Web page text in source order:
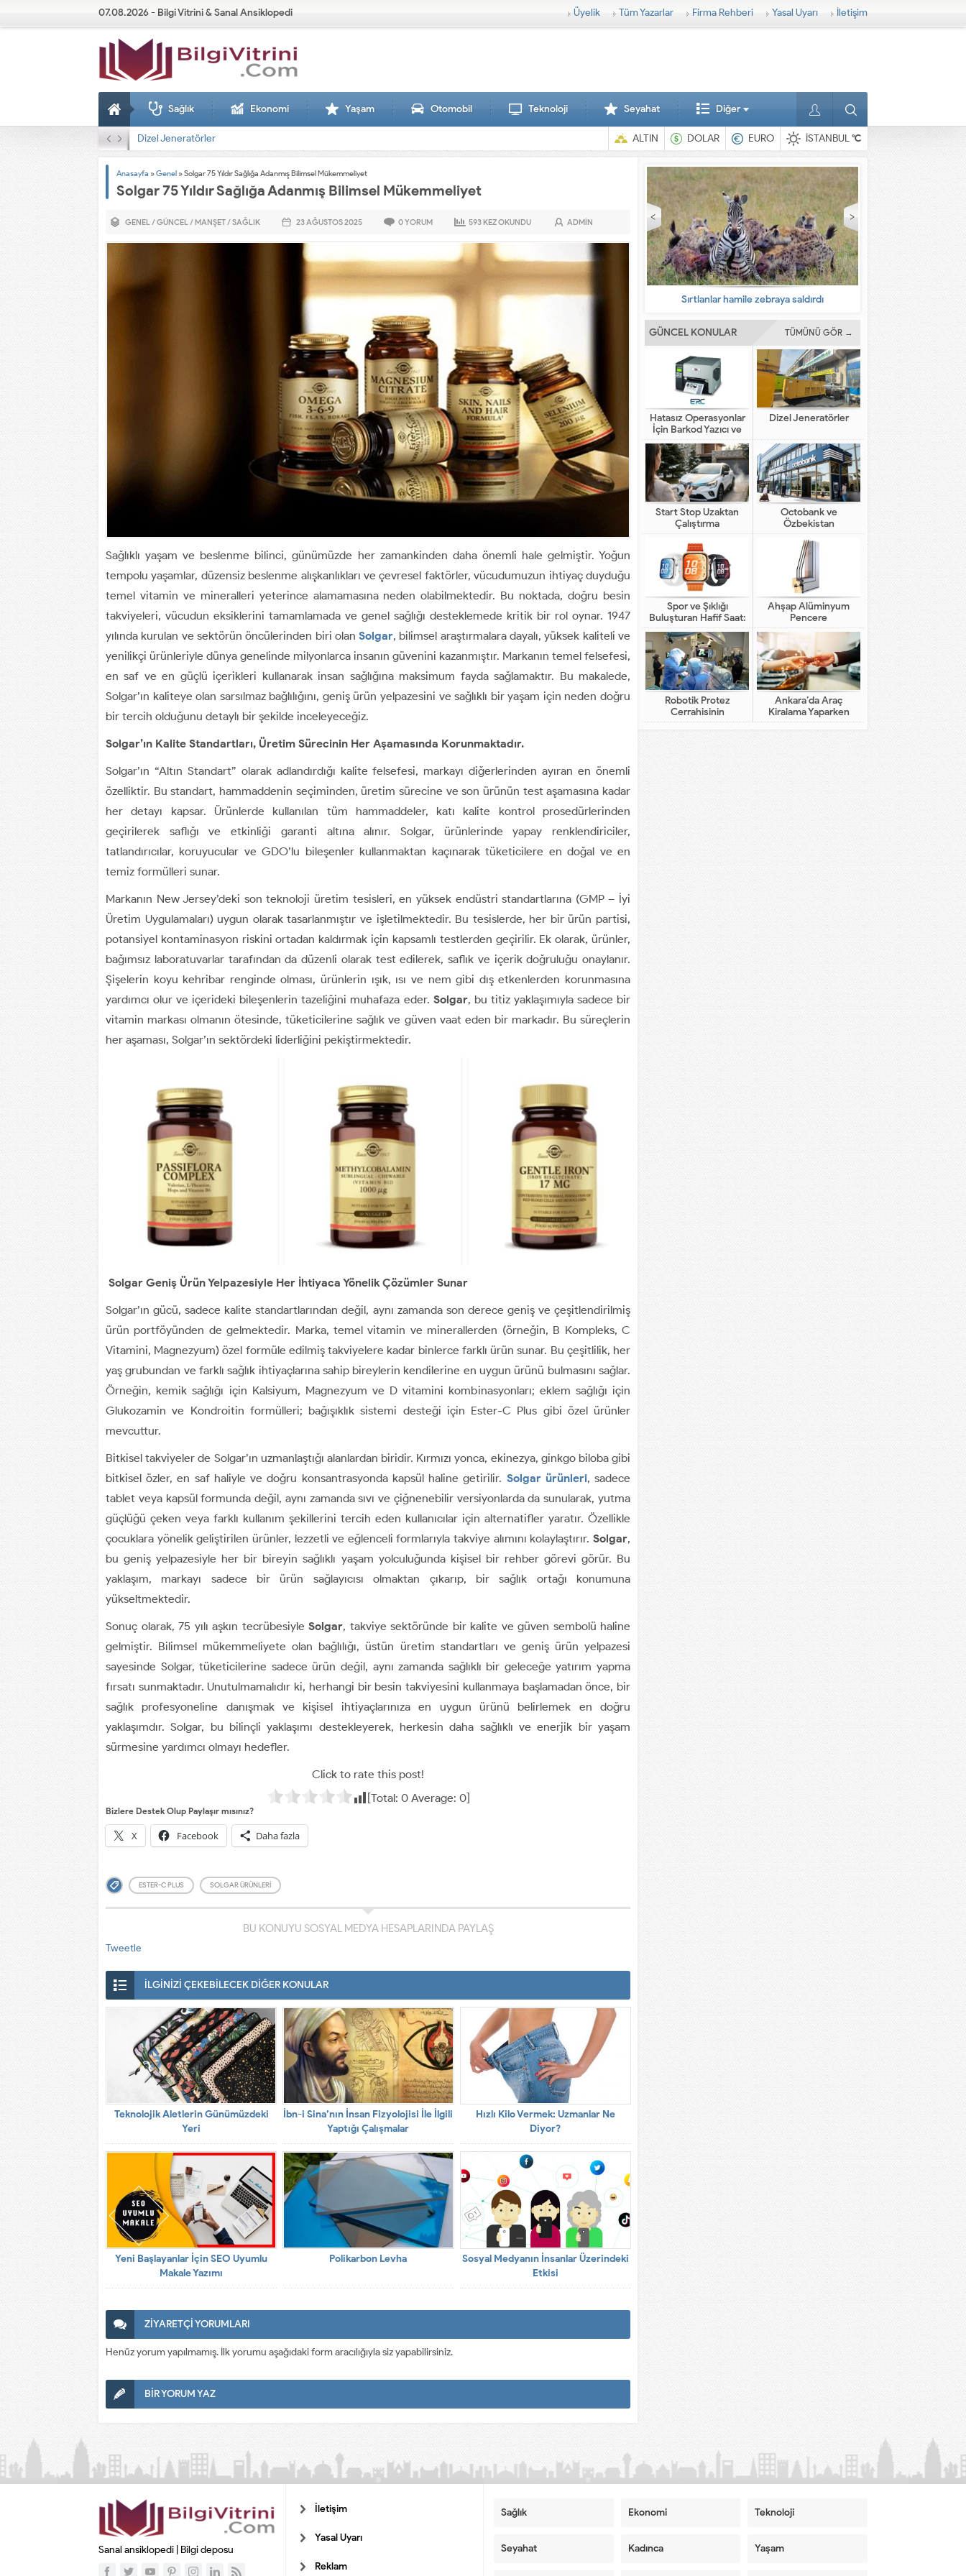
07.08.2026 - Bilgi Vitrini & Sanal Ansiklopedi Üyelik Tüm Yazarlar Firma Rehberi Yasal Uyarı İletişim
Sağlık Ekonomi Yaşam Otomobil Teknoloji Seyahat Diğer
Dizel Jeneratörler ALTIN DOLAR EURO İSTANBUL°C
Anasayfa »Genel »Solgar 75 Yıldır Sağlığa Adanmış Bilimsel Mükemmeliyet
Solgar 75 Yıldır Sağlığa Adanmış Bilimsel Mükemmeliyet
GENEL/GÜNCEL/ MANŞET/SAĞLIK 23 AĞUSTOS2025 0YORUM 593 KEZ OKUNDU ADMIN
Sağlıklı yaşam ve beslenme bilinci, günümüzde her zamankinden daha önemli hale gelmiştir. Yoğun
tempolu yaşamlar, düzensiz beslenme alışkanlıkları ve çevresel faktörler, vücudumuzun ihtiyaç duyduğu
temel vitamin ve mineralleri yeterince alamamasına neden olabilmektedir. Bu noktada, doğru besin
takviyeleri, vücudun eksiklerini tamamlamada ve genel sağlığı desteklemede kritik bir rol oynar. 1947
yılında kurulan ve sektörün öncülerinden biri olanSolgar, bilimsel araştırmalara dayalı, yüksek kaliteli ve
yenilikçi ürünleriyle dünya genelinde milyonlarca insanın güvenini kazanmıştır. Markanın temel felsefesi,
en saf ve en güçlü içerikleri kullanarak insan sağlığına maksimum fayda sağlamaktır. Bu makalede,
Solgar’ın kaliteye olan sarsılmaz bağlılığını, geniş ürün yelpazesini ve sağlıklı bir yaşam için neden doğru
bir tercih olduğunu detaylı bir şekilde inceleyeceğiz.
Solgar’ın Kalite Standartları, Üretim Sürecinin Her Aşamasında Korunmaktadır.
Solgar’ın “Altın Standart” olarak adlandırdığı kalite felsefesi, markayı diğerlerinden ayıran en önemli
özelliktir. Bu standart, hammaddenin seçiminden, üretim sürecine ve son ürünün test aşamasına kadar
her detayı kapsar. Ürünlerde kullanılan tüm hammaddeler, katı kalite kontrol prosedürlerinden
geçirilerek saflığı ve etkinliği garanti altına alınır. Solgar, ürünlerinde yapay renklendiriciler,
tatlandırıcılar, koruyucular ve GDO’lu bileşenler kullanmaktan kaçınarak tüketicilere en doğal ve en
temiz formülleri sunar.
Markanın New Jersey’deki son teknoloji üretim tesisleri, en yüksek endüstri standartlarına (GMP – İyi
Üretim Uygulamaları) uygun olarak tasarlanmıştır ve işletilmektedir. Bu tesislerde, her bir ürün partisi,
potansiyel kontaminasyon riskini ortadan kaldırmak için kapsamlı testlerden geçirilir. Ek olarak, ürünler,
bağımsız laboratuvarlar tarafından da düzenli olarak test edilerek, saflık ve içerik doğruluğu onaylanır.
Şişelerin koyu kehribar renginde olması, ürünlerin ışık, ısı ve nem gibi dış etkenlerden korunmasına
yardımcı olur ve içerideki bileşenlerin tazeliğini muhafaza eder. Solgar, bu titiz yaklaşımıyla sadece bir
vitamin markası olmanın ötesinde, tüketicilerine sağlık ve güven vaat eden bir markadır. Bu süreçlerin
her aşaması, Solgar’ın sektördeki liderliğini pekiştirmektedir.
Solgar Geniş Ürün Yelpazesiyle Her İhtiyaca Yönelik Çözümler Sunar
Solgar’ın gücü, sadece kalite standartlarından değil, aynı zamanda son derece geniş ve çeşitlendirilmiş
ürün portföyünden de gelmektedir. Marka, temel vitamin ve minerallerden (örneğin, B Kompleks, C
Vitamini, Magnezyum) özel formüle edilmiş takviyelere kadar binlerce farklı ürün sunar. Bu çeşitlilik, her
yaş grubundan ve farklı sağlık ihtiyaçlarına sahip bireylerin kendilerine en uygun ürünü bulmasını sağlar.
Örneğin, kemik sağlığı için Kalsiyum, Magnezyum ve D vitamini kombinasyonları; eklem sağlığı için
Glukozamin ve Kondroitin formülleri; bağışıklık sistemi desteği için Ester-C Plus gibi özel ürünler
mevcuttur.
Bitkisel takviyeler de Solgar’ın uzmanlaştığı alanlardan biridir. Kırmızı yonca, ekinezya, ginkgo biloba gibi
bitkisel özler, en saf haliyle ve doğru konsantrasyonda kapsül haline getirilir. Solgar ürünleri, sadece
tablet veya kapsül formunda değil, aynı zamanda sıvı ve çiğnenebilir versiyonlarda da sunularak, yutma
güçlüğü çeken veya farklı kullanım şekillerini tercih eden kullanıcılar için alternatifler yaratır. Özellikle
çocuklara yönelik geliştirilen ürünler, lezzetli ve eğlenceli formlarıyla takviye alımını kolaylaştırır. Solgar,
bu geniş yelpazesiyle her bir bireyin sağlıklı yaşam yolculuğunda kişisel bir rehber görevi görür. Bu
yaklaşım, markayı sadece bir ürün sağlayıcısı olmaktan çıkarıp, bir sağlık ortağı konumuna
yükseltmektedir.
Sonuç olarak, 75 yılı aşkın tecrübesiyle Solgar, takviye sektöründe bir kalite ve güven sembolü haline
gelmiştir. Bilimsel mükemmeliyete olan bağlılığı, üstün üretim standartları ve geniş ürün yelpazesi
sayesinde Solgar, tüketicilerine sadece ürün değil, aynı zamanda sağlıklı bir geleceğe yatırım yapma
fırsatı sunmaktadır. Unutulmamalıdır ki, herhangi bir besin takviyesini kullanmaya başlamadan önce, bir
sağlık profesyoneline danışmak ve kişisel ihtiyaçlarınıza en uygun ürünü belirlemek en doğru
yaklaşımdır. Solgar, bu bilinçli yaklaşımı destekleyerek, herkesin daha sağlıklı ve enerjik bir yaşam
sürmesine yardımcı olmayı hedefler.
Click to rate this post!
[Total: 0Average: 0]
Bizlere Destek Olup Paylaşır mısınız?
X Facebook Daha fazla
ESTER-C PLUS SOLGAR ÜRÜNLERI
BU KONUYU SOSYAL MEDYA HESAPLARINDA PAYLAŞ
Tweetle
İLGİNİZİ ÇEKEBİLECEK DİĞER KONULAR
Teknolojik Aletlerin Günümüzdeki
Yeri
İbn-i Sina’nın İnsan Fizyolojisi İle İlgili
Yaptığı Çalışmalar
Hızlı Kilo Vermek: Uzmanlar Ne
Diyor?
Yeni Başlayanlar İçin SEO Uyumlu
Makale Yazımı
Polikarbon Levha
Sosyal Medyanın İnsanlar Üzerindeki
Etkisi
ZİYARETÇİ YORUMLARI
Henüz yorum yapılmamış. İlk yorumu aşağıdaki form aracılığıyla siz yapabilirsiniz.
BİR YORUM YAZ
Sırtlanlar hamile zebraya saldırdı En ilginç hayvanlar
GÜNCEL KONULAR TÜMÜNÜ GÖR →
Hatasız Operasyonlar
İçin Barkod Yazıcı ve
Otomasyon Sistemleri
Dizel Jeneratörler
Start Stop Uzaktan
Çalıştırma
Octobank ve
Özbekistan
Bankalarının Dijital
Finansal Altyapının
Gelişimindeki Yeni Rolü
Spor ve Şıklığı
Buluşturan Hafif Saat:
HUAWEI WATCH FIT 5
Pro
Ahşap Alüminyum
Pencere
Robotik Protez
Cerrahisinin
Geleneksel Cerrahiden
Farkı Nedir?
Ankara’da Araç
Kiralama Yaparken
Dikkat Edilecekler
Sanal ansiklopedi | Bilgi deposu
İletişim
Yasal Uyarı
Reklam
Sağlık Ekonomi Teknoloji
Seyahat Kadınca Yaşam